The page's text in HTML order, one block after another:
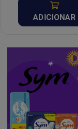
ADICIONAR